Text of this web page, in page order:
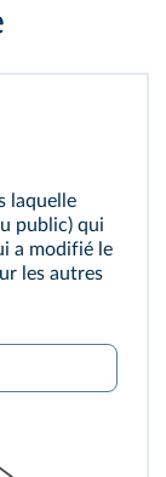
laquelle
public) qui
a modifié le
les autres